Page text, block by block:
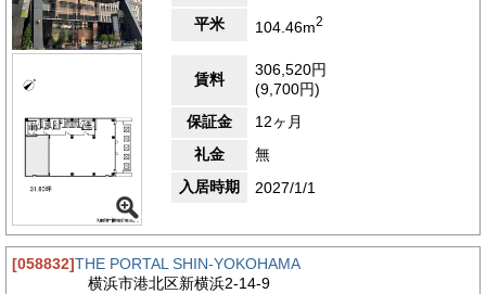
平米
104.46m2
賃料
306,520円
(9,700円)
保証金
12ヶ月
礼金
無
入居時期
2027/1/1
[058832]THE PORTAL SHIN-YOKOHAMA
横浜市港北区新横浜2-14-9